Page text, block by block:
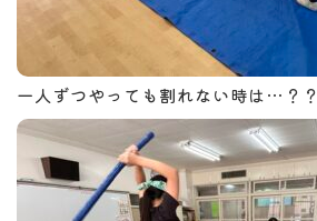
一人ずつやっても割れない時は…？？